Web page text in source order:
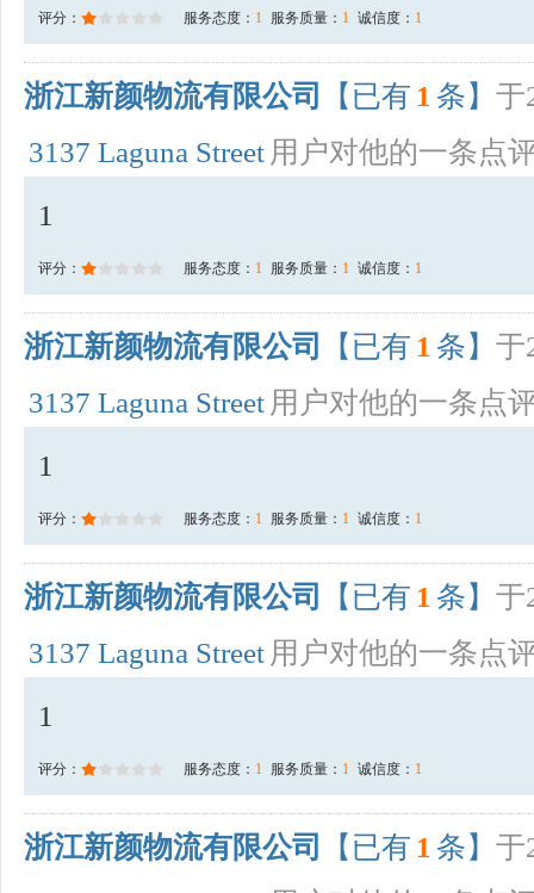
评分： 服务态度： 1 服务质量： 1 诚信度： 1
浙江新颜物流有限公司 【已有 1 条】 于
3137 Laguna Street 用户对他的一条点
1
评分： 服务态度： 1 服务质量： 1 诚信度： 1
浙江新颜物流有限公司 【已有 1 条】 于
3137 Laguna Street 用户对他的一条点
1
评分： 服务态度： 1 服务质量： 1 诚信度： 1
浙江新颜物流有限公司 【已有 1 条】 于
3137 Laguna Street 用户对他的一条点
1
评分： 服务态度： 1 服务质量： 1 诚信度： 1
浙江新颜物流有限公司 【已有 1 条】 于